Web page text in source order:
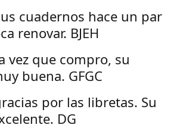
cuadernos hace un par
renovar. BJEH
vez que compro, su
buena. GFGC
por las libretas. Su
DG